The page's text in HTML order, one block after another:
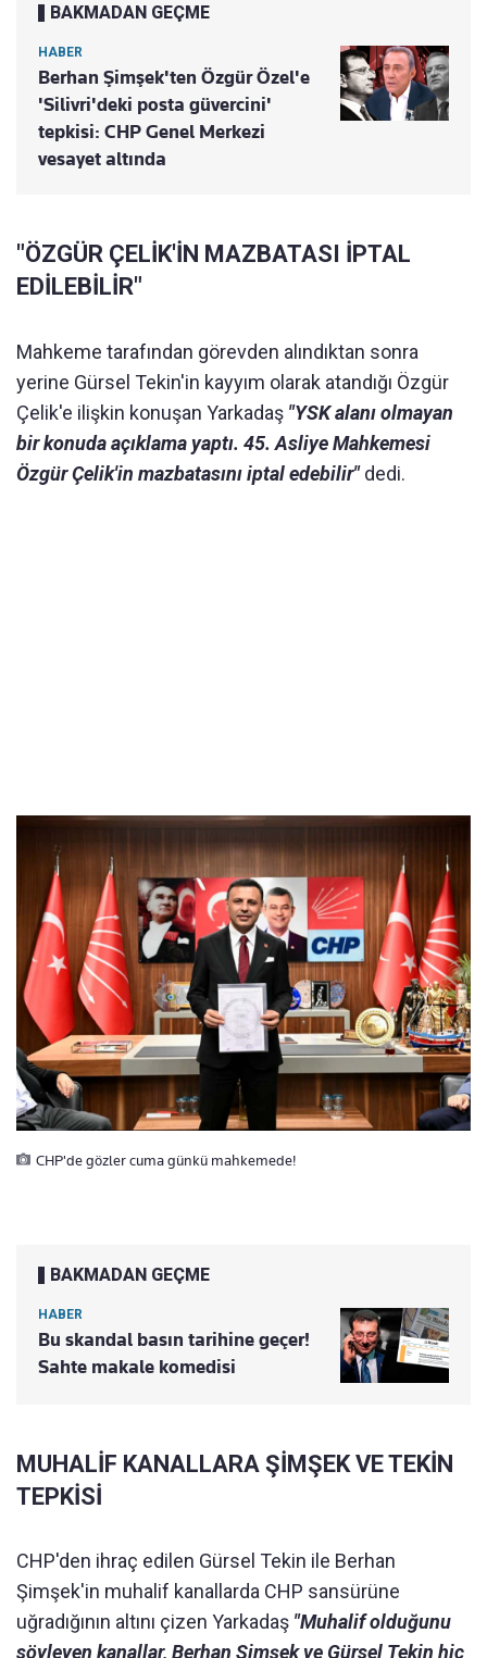
BAKMADAN GEÇME
HABER
Berhan Şimşek'ten Özgür Özel'e
'Silivri'deki posta güvercini'
tepkisi: CHP Genel Merkezi
vesayet altında
"ÖZGÜR ÇELİK'İN MAZBATASI İPTAL
EDİLEBİLİR"
Mahkeme tarafından görevden alındıktan sonra
yerine Gürsel Tekin'in kayyım olarak atandığı Özgür
Çelik'e ilişkin konuşan Yarkadaş "YSK alanı olmayan
bir konuda açıklama yaptı. 45. Asliye Mahkemesi
Özgür Çelik'in mazbatasını iptal edebilir"dedi.
CHP'de gözler cuma günkü mahkemede!
BAKMADAN GEÇME
HABER
Bu skandal basın tarihine geçer!
Sahte makale komedisi
MUHALİF KANALLARA ŞİMŞEK VE TEKİN
TEPKİSİ
CHP'den ihraç edilen Gürsel Tekin ile Berhan
Şimşek'in muhalif kanallarda CHP sansürüne
uğradığının altını çizen Yarkadaş "Muhalif olduğunu
söyleyen kanallar, Berhan Şimşek ve Gürsel Tekin hiç